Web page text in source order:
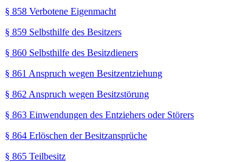
§ 858 Verbotene Eigenmacht
§ 859 Selbsthilfe des Besitzers
§ 860 Selbsthilfe des Besitzdieners
§ 861 Anspruch wegen Besitzentziehung
§ 862 Anspruch wegen Besitzstörung
§ 863 Einwendungen des Entziehers oder Störers
§ 864 Erlöschen der Besitzansprüche
§ 865 Teilbesitz